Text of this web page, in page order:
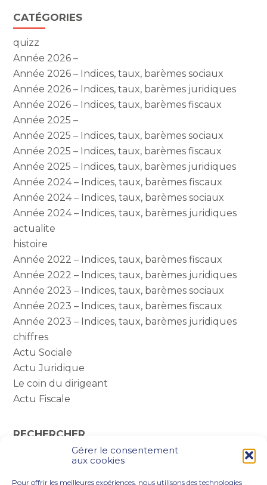
Gérer le consentement
aux cookies
Pour offrir les meilleures expériences, nous utilisons des technologies
Blog
sidebar
CATÉGORIES
quizz
Année 2026 –
Année 2026 – Indices, taux, barèmes sociaux
Année 2026 – Indices, taux, barèmes juridiques
Année 2026 – Indices, taux, barèmes fiscaux
Année 2025 –
Année 2025 – Indices, taux, barèmes sociaux
Année 2025 – Indices, taux, barèmes fiscaux
Année 2025 – Indices, taux, barèmes juridiques
Année 2024 – Indices, taux, barèmes fiscaux
Année 2024 – Indices, taux, barèmes sociaux
Année 2024 – Indices, taux, barèmes juridiques
actualite
histoire
Année 2022 – Indices, taux, barèmes fiscaux
Année 2022 – Indices, taux, barèmes juridiques
Année 2023 – Indices, taux, barèmes sociaux
Année 2023 – Indices, taux, barèmes fiscaux
Année 2023 – Indices, taux, barèmes juridiques
chiffres
Actu Sociale
Actu Juridique
Le coin du dirigeant
Actu Fiscale
RECHERCHER
Rechercher :